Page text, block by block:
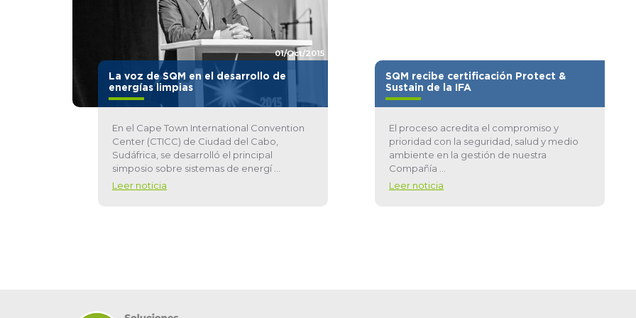
La voz de SQM en el desarrollo de
energías limpias
01/Oct/2015
En el Cape Town International Convention
Center (CTICC) de Ciudad del Cabo,
Sudáfrica, se desarrolló el principal
simposio sobre sistemas de energí ...
Leer noticia
SQM recibe certificación Protect &
Sustain de la IFA
El proceso acredita el compromiso y
prioridad con la seguridad, salud y medio
ambiente en la gestión de nuestra
Compañía ...
Leer noticia